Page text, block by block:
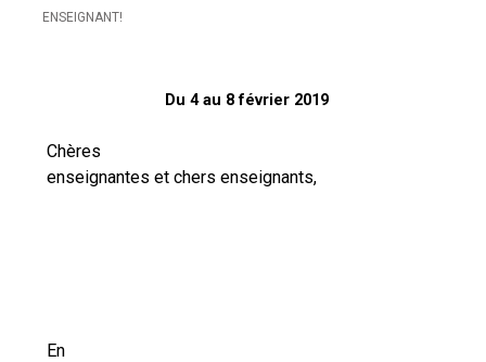
ENSEIGNANT!
Du 4 au 8 février 2019
Chères
enseignantes et chers enseignants,
En